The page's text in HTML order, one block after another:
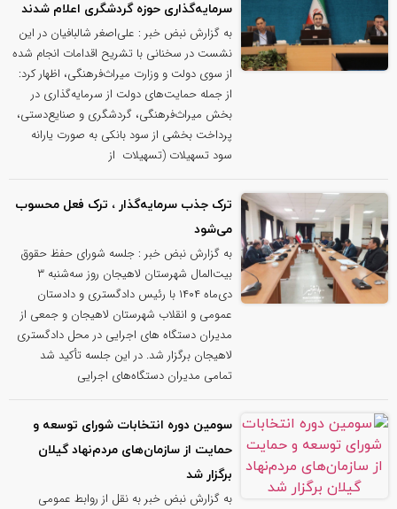
سرمایه‌گذاری حوزه گردشگری اعلام شدند
به گزارش نبض خبر : علی‌اصغر شالبافیان در این
نشست در سخنانی با تشریح اقدامات انجام شده
از سوی دولت و وزارت میراث‌فرهنگی، اظهار کرد:
از جمله حمایت‌های دولت از سرمایه‌گذاری در
بخش میراث‌فرهنگی، گردشگری و صنایع‌دستی،
پرداخت بخشی از سود بانکی به صورت یارانه
سود تسهیلات (تسهیلات از
ترک جذب سرمایه‌گذار ، ترک فعل محسوب
می‌شود
به گزارش نبض خبر : جلسه شورای حفظ حقوق
بیت‌المال شهرستان لاهیجان روز سه‌شنبه ۳
دی‌ماه ۱۴۰۴ با رئیس دادگستری و دادستان
عمومی و انقلاب شهرستان لاهیجان و جمعی از
مدیران دستگاه های اجرایی در محل دادگستری
لاهیجان برگزار شد. در این جلسه تأکید شد
تمامی مدیران دستگاه‌های اجرایی
سومین دوره انتخابات شورای توسعه و
حمایت از سازمان‌های مردم‌نهاد گیلان
برگزار شد
به گزارش نبض خبر به نقل از روابط عمومی